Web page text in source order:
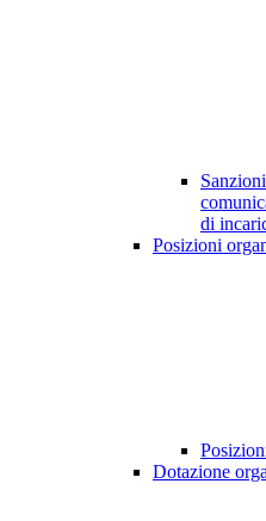
di
Posizioni
Dotazione